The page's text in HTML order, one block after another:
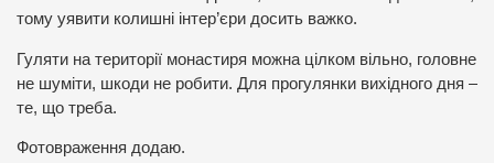
тому уявити колишні інтер’єри досить важко.
Гуляти на території монастиря можна цілком вільно, головне
не шуміти, шкоди не робити. Для прогулянки вихідного дня –
те, що треба.
Фотовраження додаю.